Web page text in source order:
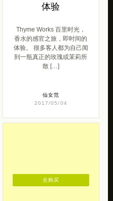
体验
Thyme Works 百里时光，
香水的感官之旅，即时间的
体验。 很多客人都为自己闻
到一瓶真正的玫瑰或茉莉所
散 […]
仙女范
2017/05/04
去购买